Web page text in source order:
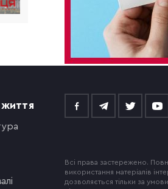
Всі права застережено.
використання матеріалів
дозволяється тільки за